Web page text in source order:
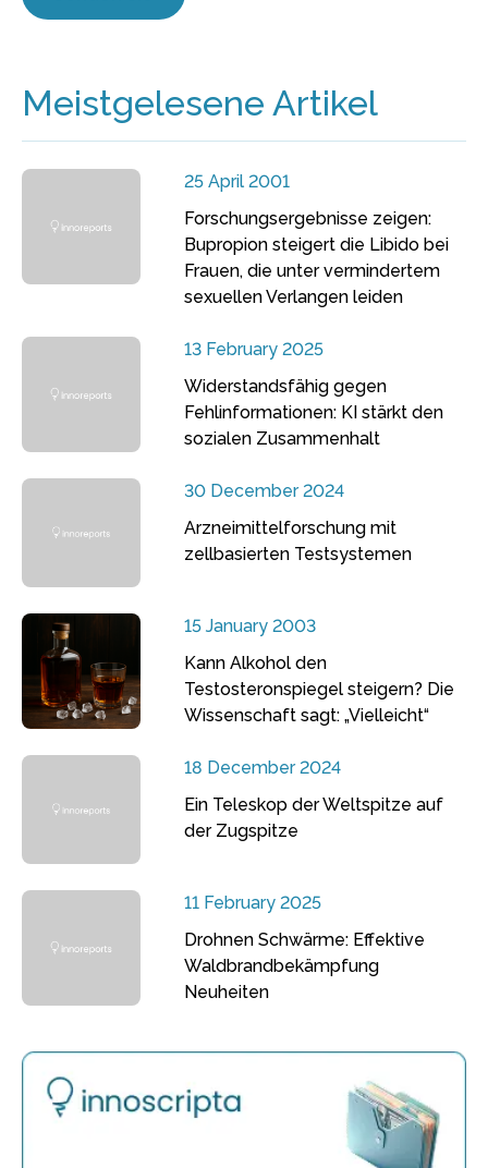
Meistgelesene Artikel
25 April 2001
Forschungsergebnisse zeigen:
Bupropion steigert die Libido bei
Frauen, die unter vermindertem
sexuellen Verlangen leiden
13 February 2025
Widerstandsfähig gegen
Fehlinformationen: KI stärkt den
sozialen Zusammenhalt
30 December 2024
Arzneimittelforschung mit
zellbasierten Testsystemen
15 January 2003
Kann Alkohol den
Testosteronspiegel steigern? Die
Wissenschaft sagt: „Vielleicht“
18 December 2024
Ein Teleskop der Weltspitze auf
der Zugspitze
11 February 2025
Drohnen Schwärme: Effektive
Waldbrandbekämpfung
Neuheiten